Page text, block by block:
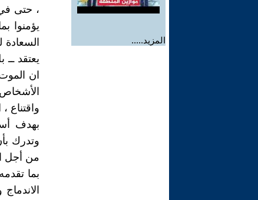
المزيد.....
، حتى
يؤمنوا
يعتقد
ان
واقتناع
بهدف
وتدرك
من أجل
بما